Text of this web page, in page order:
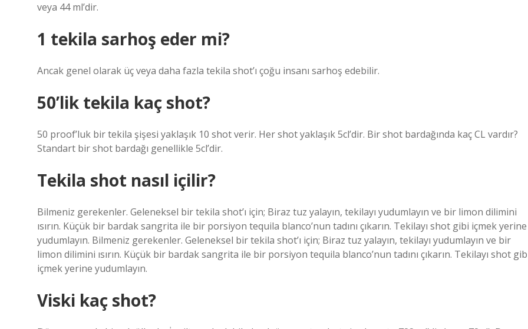
veya 44 ml’dir.
1 tekila sarhoş eder mi?
Ancak genel olarak üç veya daha fazla tekila shot’ı çoğu insanı sarhoş edebilir.
50’lik tekila kaç shot?
50 proof’luk bir tekila şişesi yaklaşık 10 shot verir. Her shot yaklaşık 5cl’dir. Bir shot bardağında kaç CL vardır?
Standart bir shot bardağı genellikle 5cl’dir.
Tekila shot nasıl içilir?
Bilmeniz gerekenler. Geleneksel bir tekila shot’ı için; Biraz tuz yalayın, tekilayı yudumlayın ve bir limon dilimini
ısırın. Küçük bir bardak sangrita ile bir porsiyon tequila blanco’nun tadını çıkarın. Tekilayı shot gibi içmek yerine
yudumlayın. Bilmeniz gerekenler. Geleneksel bir tekila shot’ı için; Biraz tuz yalayın, tekilayı yudumlayın ve bir
limon dilimini ısırın. Küçük bir bardak sangrita ile bir porsiyon tequila blanco’nun tadını çıkarın. Tekilayı shot
içmek yerine yudumlayın.
Viski kaç shot?